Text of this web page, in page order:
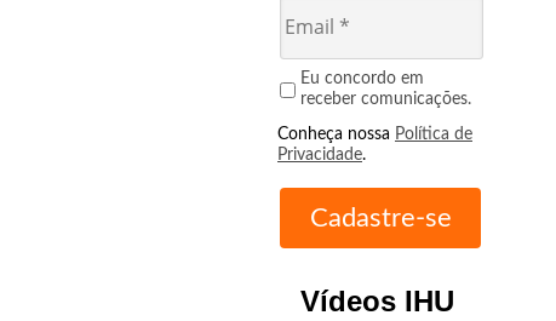
Eu concordo em
receber comunicações.
Conheça nossa Política de
Privacidade.
Vídeos IHU